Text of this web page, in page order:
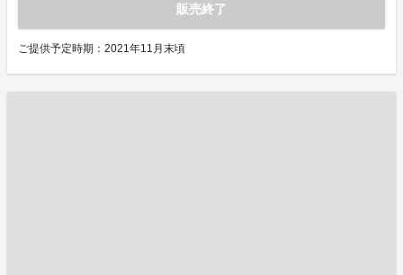
販売終了
ご提供予定時期：2021年11月末頃